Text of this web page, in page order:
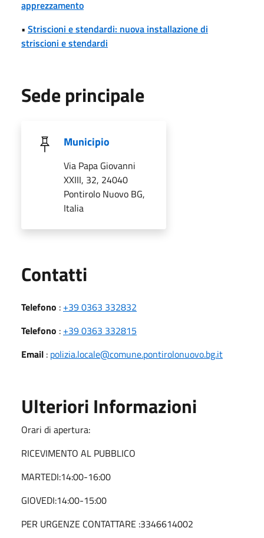
apprezzamento
• Striscioni e stendardi: nuova installazione di
striscioni e stendardi
Sede principale
Municipio
Via Papa Giovanni
XXIII, 32, 24040
Pontirolo Nuovo BG,
Italia
Contatti
Telefono : +39 0363 332832
Telefono : +39 0363 332815
Email : polizia.locale@comune.pontirolonuovo.bg.it
Ulteriori Informazioni
Orari di apertura:
RICEVIMENTO AL PUBBLICO
MARTEDI:14:00-16:00
GIOVEDI:14:00-15:00
PER URGENZE CONTATTARE :3346614002